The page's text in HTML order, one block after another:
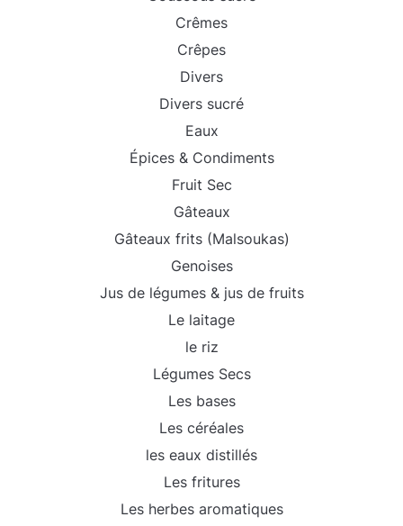
Crêmes
Crêpes
Divers
Divers sucré
Eaux
Épices & Condiments
Fruit Sec
Gâteaux
Gâteaux frits (Malsoukas)
Genoises
Jus de légumes & jus de fruits
Le laitage
le riz
Légumes Secs
Les bases
Les céréales
les eaux distillés
Les fritures
Les herbes aromatiques